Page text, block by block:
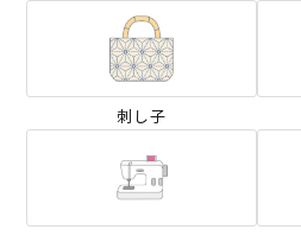
刺し子